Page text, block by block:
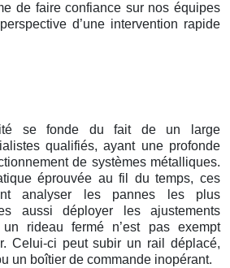
de faire confiance sur nos équipes
d’une intervention rapide
se fonde du fait de un large
qualifiés, ayant une profonde
de systèmes métalliques.
éprouvée au fil du temps, ces
analyser les pannes les plus
aussi déployer les ajustements
rideau fermé n’est pas exempt
Celui-ci peut subir un rail déplacé,
un boîtier de commande inopérant.